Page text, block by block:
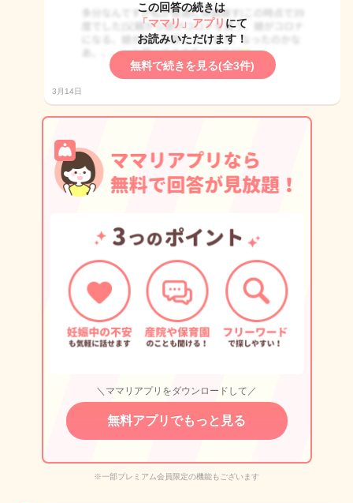
この回答の続きは
「ママリ」アプリ にて
お読みいただけます！
無料で続きを見る(全3件)
3月14日
＼ママリアプリをダウンロードして／
無料アプリでもっと見る
※一部プレミアム会員限定の機能もございます